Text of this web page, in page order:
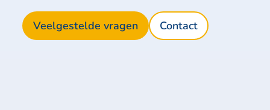
Veelgestelde vragen Contact